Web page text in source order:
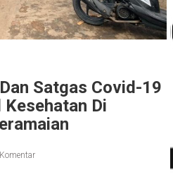
Satgas Covid-19
Di